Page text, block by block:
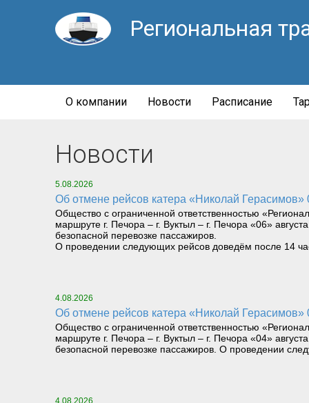
Региональная
О компании Новости Расписание
Новости
5.08.2026
Об отмене рейсов катера «Николай Герасимов»
Общество с ограниченной ответственностью
маршруте г. Печора – г. Вуктыл – г. Печора «06»
безопасной перевозке пассажиров.
О проведении следующих рейсов доведём после 14
4.08.2026
Об отмене рейсов катера «Николай Герасимов»
Общество с ограниченной ответственностью
маршруте г. Печора – г. Вуктыл – г. Печора «04»
безопасной перевозке пассажиров. О проведении
4.08.2026